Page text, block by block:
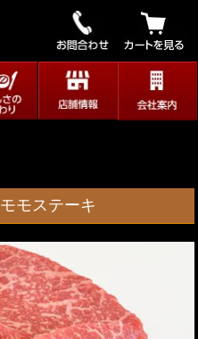
モステーキ